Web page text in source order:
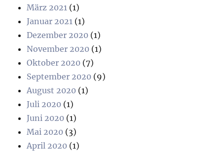
März 2021 (1)
Januar 2021 (1)
Dezember 2020 (1)
November 2020 (1)
Oktober 2020 (7)
September 2020 (9)
August 2020 (1)
Juli 2020 (1)
Juni 2020 (1)
Mai 2020 (3)
April 2020 (1)